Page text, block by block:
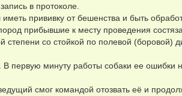
в протоколе.
прививку от бешенства и быть
прибывшие к месту проведения
со стойкой по полевой (боровой)
первую минуту работы собаки ее ошибки
смог командой отозвать её и